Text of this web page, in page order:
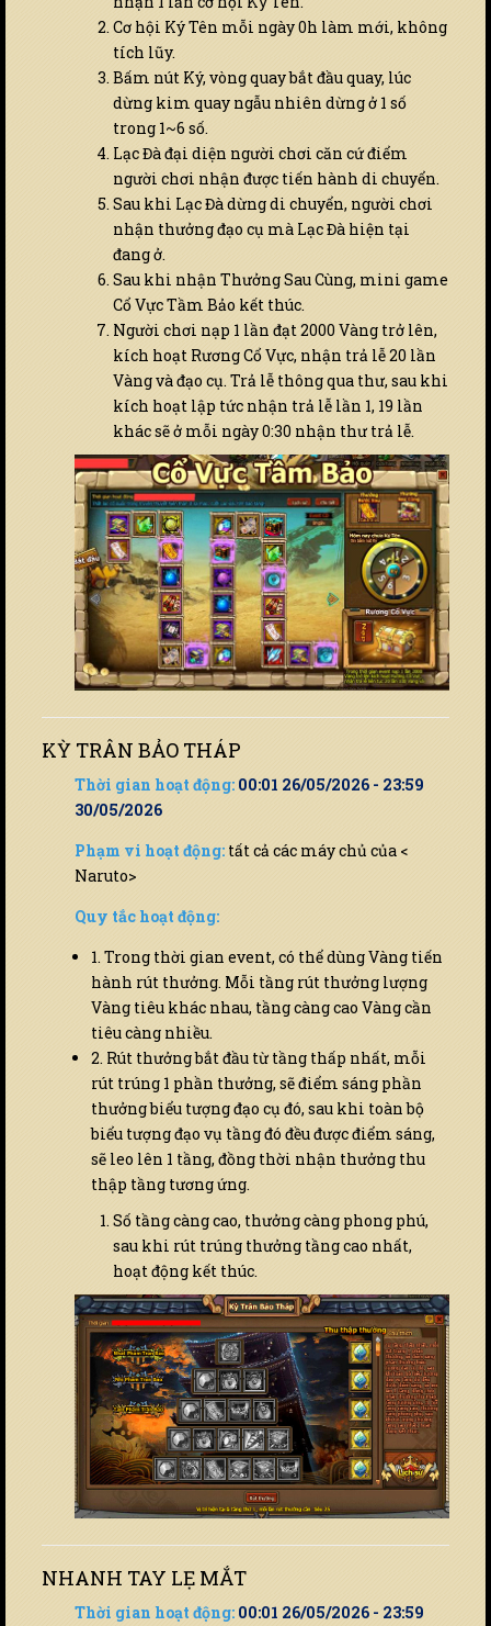
Cơ hội Ký Tên mỗi ngày 0h làm mới, không
tích lũy.
Bấm nút Ký, vòng quay bắt đầu quay, lúc
dừng kim quay ngẫu nhiên dừng ở 1 số
trong 1~6 số.
Lạc Đà đại diện người chơi căn cứ điểm
người chơi nhận được tiến hành di chuyển.
Sau khi Lạc Đà dừng di chuyển, người chơi
nhận thưởng đạo cụ mà Lạc Đà hiện tại
đang ở.
Sau khi nhận Thưởng Sau Cùng, mini game
Cổ Vực Tầm Bảo kết thúc.
Người chơi nạp 1 lần đạt 2000 Vàng trở lên,
kích hoạt Rương Cổ Vực, nhận trả lễ 20 lần
Vàng và đạo cụ. Trả lễ thông qua thư, sau khi
kích hoạt lập tức nhận trả lễ lần 1, 19 lần
khác sẽ ở mỗi ngày 0:30 nhận thư trả lễ.
KỲ TRÂN BẢO THÁP
Thời gian hoạt động: 00:01 26/05/2026 - 23:59
30/05/2026
Phạm vi hoạt động: tất cả các máy chủ của <
Naruto>
Quy tắc hoạt động:
1. Trong thời gian event, có thể dùng Vàng tiến
hành rút thưởng. Mỗi tầng rút thưởng lượng
Vàng tiêu khác nhau, tầng càng cao Vàng cần
tiêu càng nhiều.
2. Rút thưởng bắt đầu từ tầng thấp nhất, mỗi
rút trúng 1 phần thưởng, sẽ điểm sáng phần
thưởng biểu tượng đạo cụ đó, sau khi toàn bộ
biểu tượng đạo vụ tầng đó đều được điểm sáng,
sẽ leo lên 1 tầng, đồng thời nhận thưởng thu
thập tầng tương ứng.
Số tầng càng cao, thưởng càng phong phú,
sau khi rút trúng thưởng tầng cao nhất,
hoạt động kết thúc.
NHANH TAY LẸ MẮT
Thời gian hoạt động: 00:01 26/05/2026 - 23:59